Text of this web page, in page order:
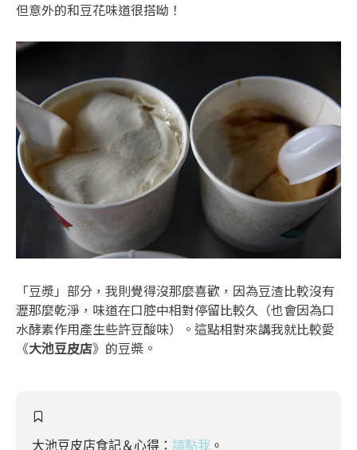
但意外的和豆花味道很搭呦！
「豆漿」部分，我則覺得沒那麼喜歡，因為豆渣比較沒有
瀝那麼乾淨，味道在口腔中相對停留比較久（也會因為口
水酵素作用產生些許豆酸味）。這點相對來講我就比較愛
《大池豆皮店》的豆槳。
大池豆皮店食記＆心得： 請點我 。